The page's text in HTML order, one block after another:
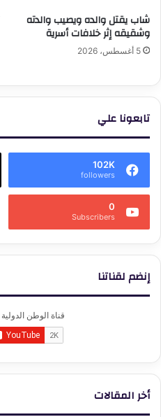
شاب يقتل والده ويصيب والدته
وشقيقه إثر خلافات أسرية
5 أغسطس، 2026
تابعونا علي
102K
followers
0
Subscribers
إنضم لقناتنا
أخر المقالات